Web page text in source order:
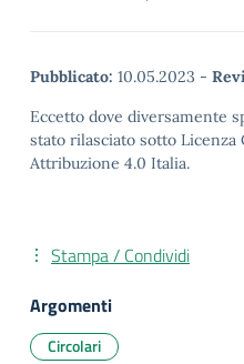
Pubblicato: 10.05.2023 -
Eccetto dove diversamente
stato rilasciato sotto Licenza
Attribuzione 4.0 Italia.
Stampa / Condividi
Argomenti
Circolari